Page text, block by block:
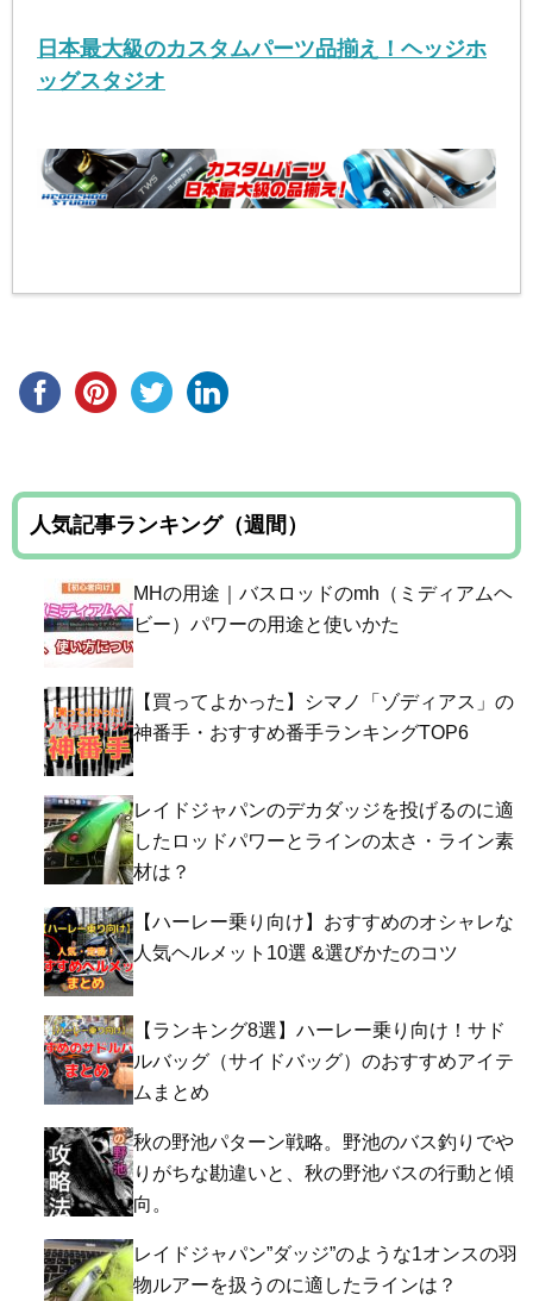
日本最大級のカスタムパーツ品揃え！ヘッジホ
ッグスタジオ
人気記事ランキング（週間）
MHの用途｜バスロッドのmh（ミディアムヘ
ビー）パワーの用途と使いかた
【買ってよかった】シマノ「ゾディアス」の
神番手・おすすめ番手ランキングTOP6
レイドジャパンのデカダッジを投げるのに適
したロッドパワーとラインの太さ・ライン素
材は？
【ハーレー乗り向け】おすすめのオシャレな
人気ヘルメット10選 &選びかたのコツ
【ランキング8選】ハーレー乗り向け！サド
ルバッグ（サイドバッグ）のおすすめアイテ
ムまとめ
秋の野池パターン戦略。野池のバス釣りでや
りがちな勘違いと、秋の野池バスの行動と傾
向。
レイドジャパン”ダッジ”のような1オンスの羽
物ルアーを扱うのに適したラインは？